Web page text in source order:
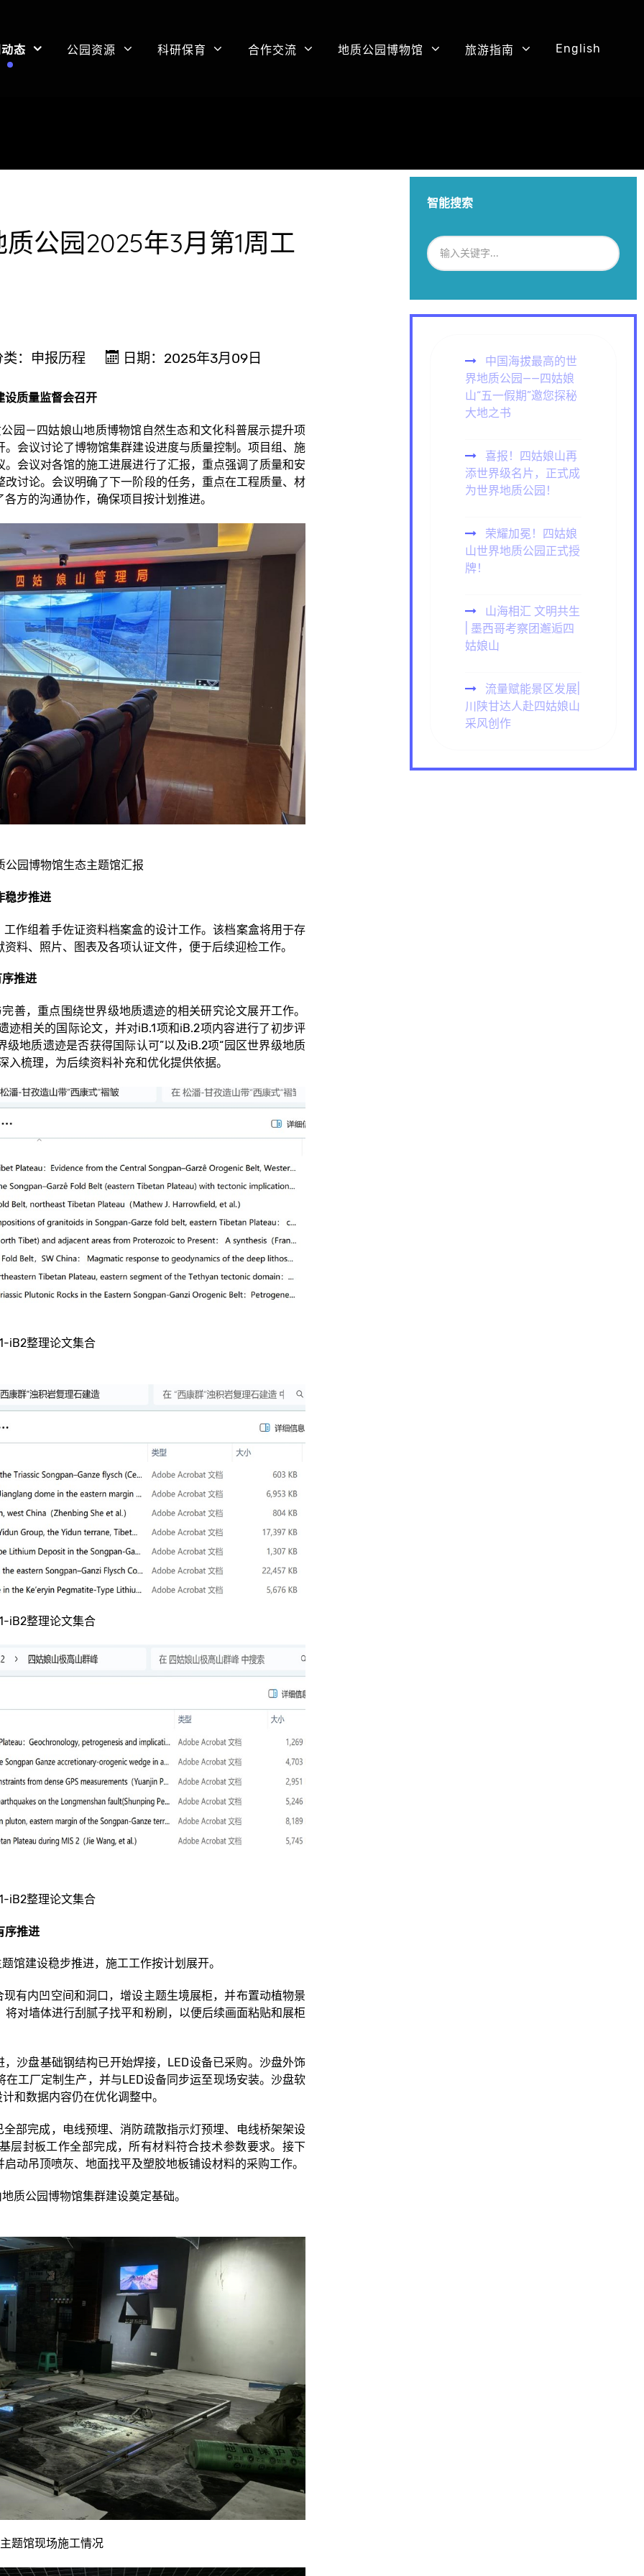
态 公园资源 科研保育 合作交流 地质公园博物馆 旅游指南 English
公园2025年3月第1周工
： 申报历程 日期：2025年3月09日
设质量监督会召开
－四姑娘山地质博物馆自然生态和文化科普展示提升项
会议讨论了博物馆集群建设进度与质量控制。项目组、施
会议对各馆的施工进展进行了汇报，重点强调了质量和安
讨论。会议明确了下一阶段的任务，重点在工程质量、材
方的沟通协作，确保项目按计划推进。
公园博物馆生态主题馆汇报
稳步推进
组着手佐证资料档案盒的设计工作。该档案盒将用于存
料、照片、图表及各项认证文件，便于后续迎检工作。
推进
，重点围绕世界级地质遗迹的相关研究论文展开工作。
迹相关的国际论文，并对iB.1项和iB.2项内容进行了初步评
级地质遗迹是否获得国际认可”以及iB.2项“园区世界级地质
梳理，为后续资料补充和优化提供依据。
iB2整理论文集合
iB2整理论文集合
iB2整理论文集合
序推进
建设稳步推进，施工工作按计划展开。
内凹空间和洞口，增设主题生境展柜，并布置动植物景
对墙体进行刮腻子找平和粉刷，以便后续画面粘贴和展柜
盘基础钢结构已开始焊接，LED设备已采购。沙盘外饰
工厂定制生产，并与LED设备同步运至现场安装。沙盘软
和数据内容仍在优化调整中。
完成，电线预埋、消防疏散指示灯预埋、电线桥架架设
层封板工作全部完成，所有材料符合技术参数要求。接下
动吊顶喷灰、地面找平及塑胶地板铺设材料的采购工作。
公园博物馆集群建设奠定基础。
题馆现场施工情况
智能搜索
中国海拔最高的世
界地质公园——四姑娘
山“五一假期”邀您探秘
大地之书
喜报！四姑娘山再
添世界级名片，正式成
为世界地质公园！
荣耀加冕！四姑娘
山世界地质公园正式授
牌！
山海相汇 文明共生
| 墨西哥考察团邂逅四
姑娘山
流量赋能景区发展|
川陕甘达人赴四姑娘山
采风创作